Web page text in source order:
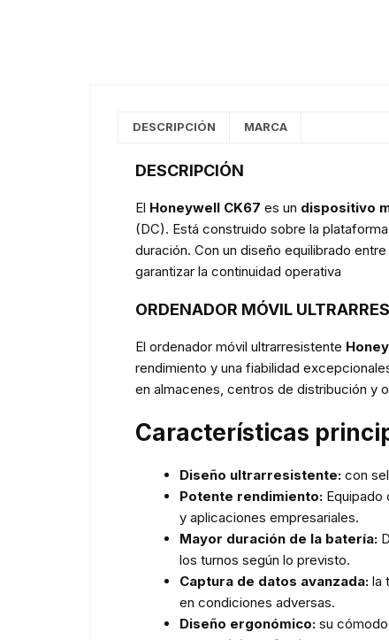
DESCRIPCIÓN MARCA
DESCRIPCIÓN
El Honeywell CK67 es un dispositivo
(DC). Está construido sobre la
duración. Con un diseño equilibrado
garantizar la continuidad operativa
ORDENADOR MÓVIL
El ordenador móvil ultrarresistente
rendimiento y una fiabilidad
en almacenes, centros de distribución y
Características
Diseño ultrarresistente: con
Potente rendimiento: Equipado
y aplicaciones empresariales.
Mayor duración de la batería:
los turnos según lo previsto.
Captura de datos avanzada: la
en condiciones adversas.
Diseño ergonómico: su